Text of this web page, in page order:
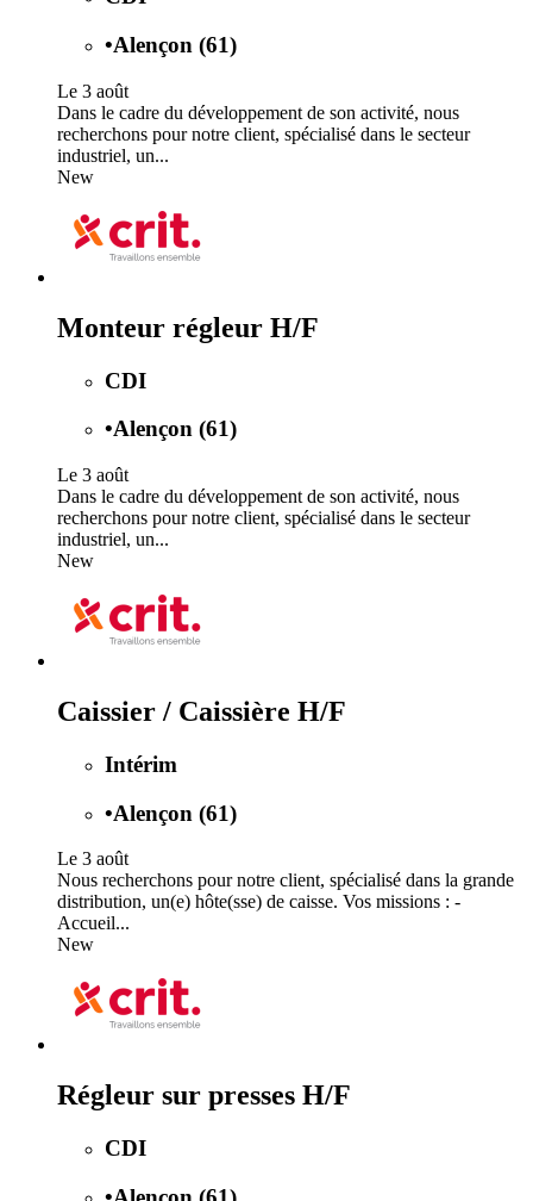
•Alençon (61)
Le 3 août
Dans le cadre du développement de son activité, nous
recherchons pour notre client, spécialisé dans le secteur
industriel, un...
New
Monteur régleur H/F
CDI
•Alençon (61)
Le 3 août
Dans le cadre du développement de son activité, nous
recherchons pour notre client, spécialisé dans le secteur
industriel, un...
New
Caissier / Caissière H/F
Intérim
•Alençon (61)
Le 3 août
Nous recherchons pour notre client, spécialisé dans la grande
distribution, un(e) hôte(sse) de caisse. Vos missions : -
Accueil...
New
Régleur sur presses H/F
CDI